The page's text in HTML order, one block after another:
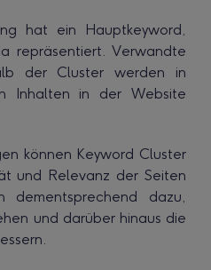
hat ein Hauptkeyword,
repräsentiert. Verwandte
der Cluster werden in
Inhalten in der Website
können Keyword Cluster
und Relevanz der Seiten
dementsprechend dazu,
und darüber hinaus die